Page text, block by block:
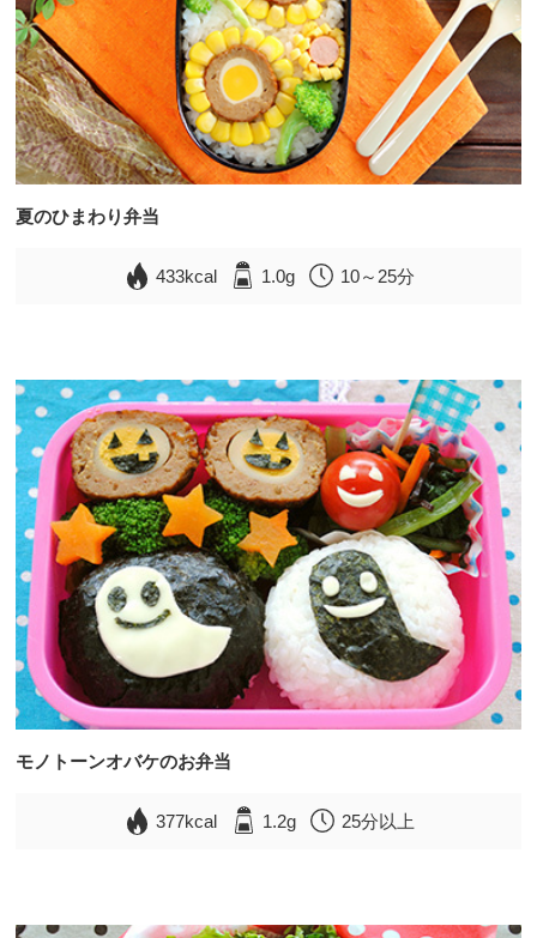
夏のひまわり弁当
433kcal 1.0g 10～25分
モノトーンオバケのお弁当
377kcal 1.2g 25分以上